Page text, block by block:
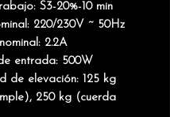
S3-20%-10 min
220/230V ~ 50Hz
2.2A
entrada: 500W
de elevación: 125 kg
250 kg (cuerda